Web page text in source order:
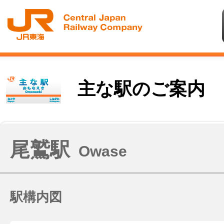
主な駅のご案内
尾鷲駅 Owase
駅構内図